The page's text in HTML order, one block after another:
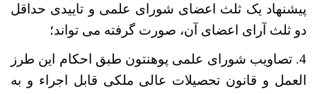
پیشنهاد یک ثلث اعضای شورای علمی و تاییدی حداقل
دو ثلث آرای اعضای آن، صورت گرفته می تواند؛
4. تصاویب شورای علمی پوهنتون طبق احکام این طرز
العمل و قانون تحصیلات عالی ملکی قابل اجراء و به